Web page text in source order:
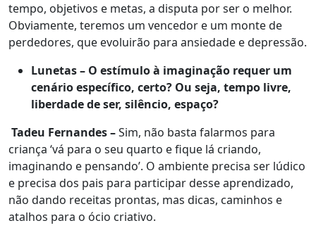
tempo, objetivos e metas, a disputa por ser o melhor.
Obviamente, teremos um vencedor e um monte de
perdedores, que evoluirão para ansiedade e depressão.
Lunetas – O estímulo à imaginação requer um
cenário específico, certo? Ou seja, tempo livre,
liberdade de ser, silêncio, espaço?
Tadeu Fernandes –Sim, não basta falarmos para
criança ‘vá para o seu quarto e fique lá criando,
imaginando e pensando’. O ambiente precisa ser lúdico
e precisa dos pais para participar desse aprendizado,
não dando receitas prontas, mas dicas, caminhos e
atalhos para o ócio criativo.